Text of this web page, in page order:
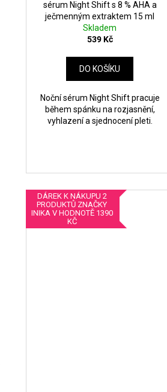
sérum Night Shift s 8 % AHA a
ječmenným extraktem 15 ml
Skladem
539 Kč
DO KOŠÍKU
Noční sérum Night Shift pracuje
během spánku na rozjasnění,
vyhlazení a sjednocení pleti.
DÁREK K NÁKUPU 2
PRODUKTŮ ZNAČKY
INIKA V HODNOTĚ 1390
KČ